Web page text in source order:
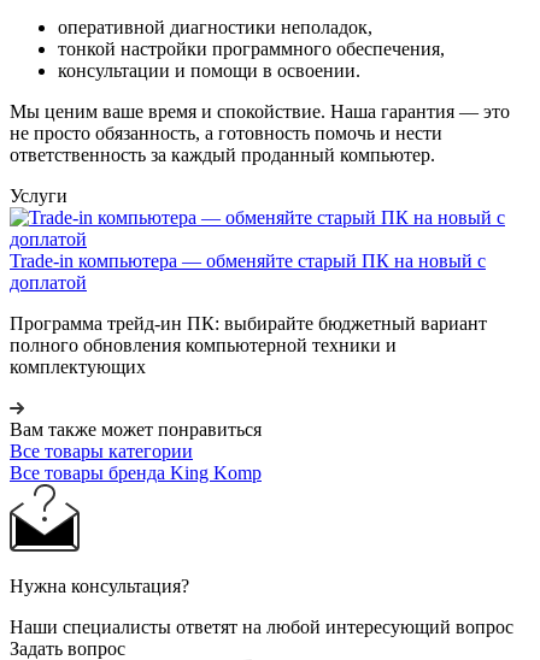
оперативной диагностики неполадок,
тонкой настройки программного обеспечения,
консультации и помощи в освоении.
Мы ценим ваше время и спокойствие. Наша гарантия — это
не просто обязанность, а готовность помочь и нести
ответственность за каждый проданный компьютер.
Услуги
Trade-in компьютера — обменяйте старый ПК на новый с
доплатой
Программа трейд-ин ПК: выбирайте бюджетный вариант
полного обновления компьютерной техники и
комплектующих
Вам также может понравиться
Все товары категории
Все товары бренда King Komp
Нужна консультация?
Наши специалисты ответят на любой интересующий вопрос
Задать вопрос